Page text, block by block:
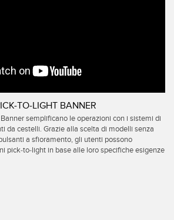
manutenzione predittiva e
complessiva dei macchinari
(OEE)
servizi o prelievo di pallet
TO-LIGHT BANNER
semplificano le operazioni con i sistemi di
da cestelli. Grazie alla scelta di modelli senza
a sfioramento, gli utenti possono
pick-to-light in base alle loro specifiche esigenze